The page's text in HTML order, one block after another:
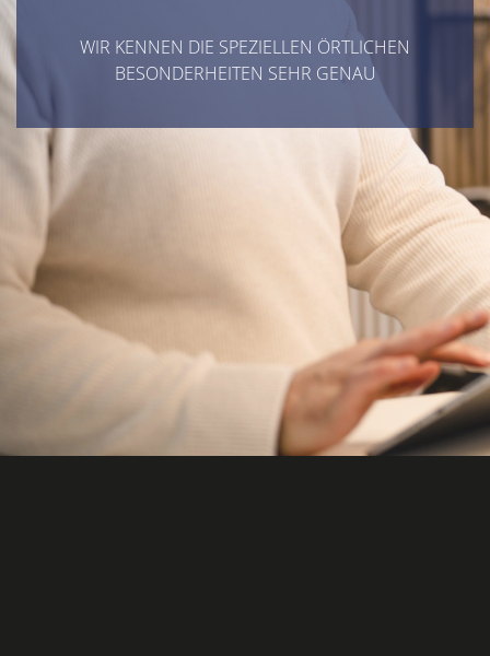
WIR KENNEN DIE SPEZIELLEN ÖRTLICHEN
BESONDERHEITEN SEHR GENAU